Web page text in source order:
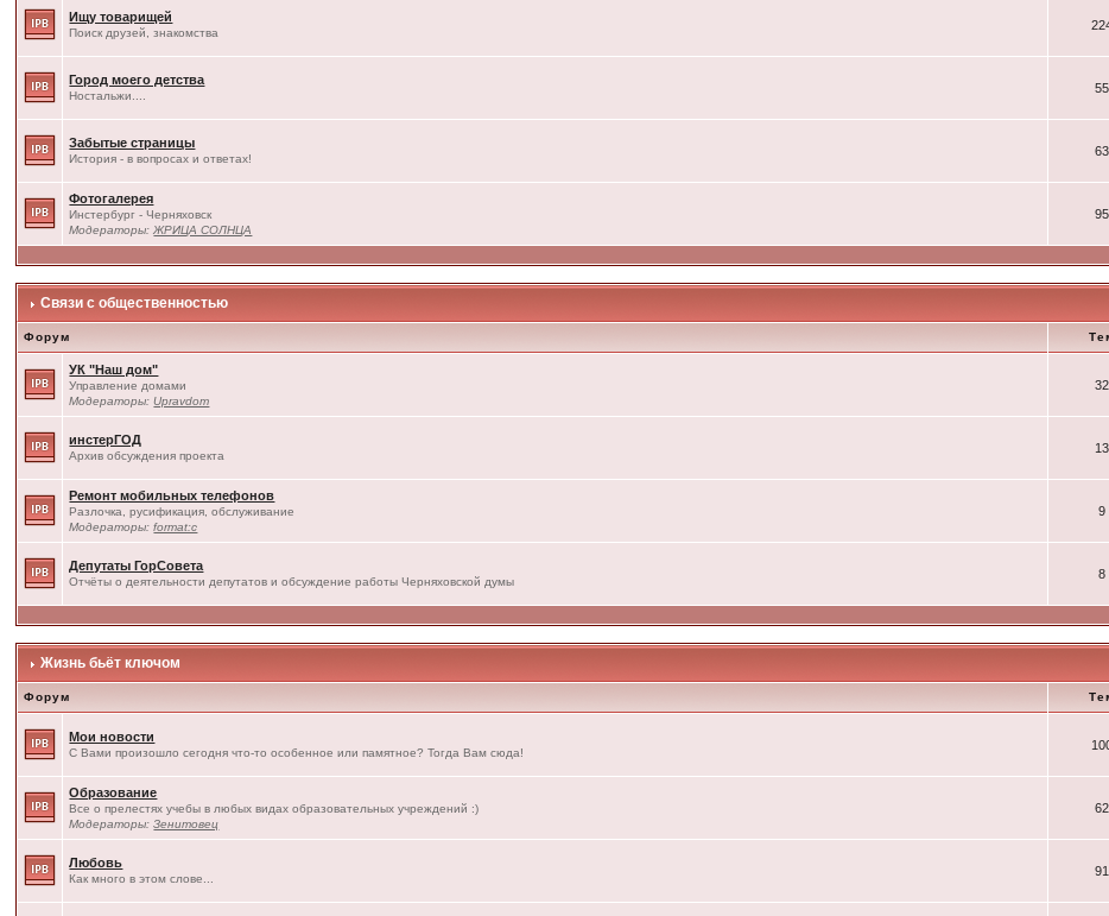
Ищу товарищей
Поиск друзей, знакомства
Город моего детства
Ностальжи....
55
Забытые страницы
История - в вопросах и ответах!
63
Фотогалерея
Инстербург - Черняховск
Модераторы:ЖРИЦА СОЛНЦА
95
Связи с общественностью
Форум
УК "Наш дом"
Управление домами
Модераторы:Upravdom
32
инстерГОД
Архив обсуждения проекта
13
Ремонт мобильных телефонов
Разлочка, русификация, обслуживание
Модераторы:format:c
9
Депутаты ГорСовета
Отчёты о деятельности депутатов и обсуждение работы Черняховской думы
8
Жизнь бьёт ключом
Форум
Мои новости
С Вами произошло сегодня что-то особенное или памятное? Тогда Вам сюда!
Образование
Все о прелестях учебы в любых видах образовательных учреждений :)
Модераторы:Зенитовец
62
Любовь
Как много в этом слове...
91